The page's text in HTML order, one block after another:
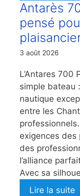
Antarès
pensé
3 août 2026
L’Antares 700
simple bateau
nautique
entre les
exigences des
des
l’alliance
Avec sa
Lire la suite